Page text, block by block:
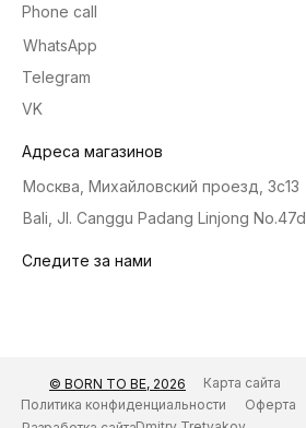
Адреса магазинов
Следите за нами
© BORN TO BE, 2026
Политика конфиденциальности
Оферта
Карта сайта
WhatsApp
Telegram
Москва, Михайловский проезд, 3с13
Bali, Jl. Canggu Padang Linjong No.47d
VK
Phone call